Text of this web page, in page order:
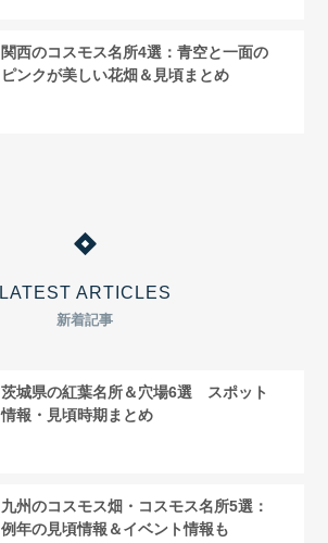
関西のコスモス名所4選：青空と一面の
ピンクが美しい花畑＆見頃まとめ
LATEST ARTICLES
新着記事
茨城県の紅葉名所＆穴場6選 スポット
情報・見頃時期まとめ
九州のコスモス畑・コスモス名所5選：
例年の見頃情報＆イベント情報も